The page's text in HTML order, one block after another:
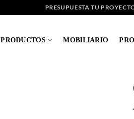
PRESUPUESTA TU
PRODUCTOS MOBILIARIO